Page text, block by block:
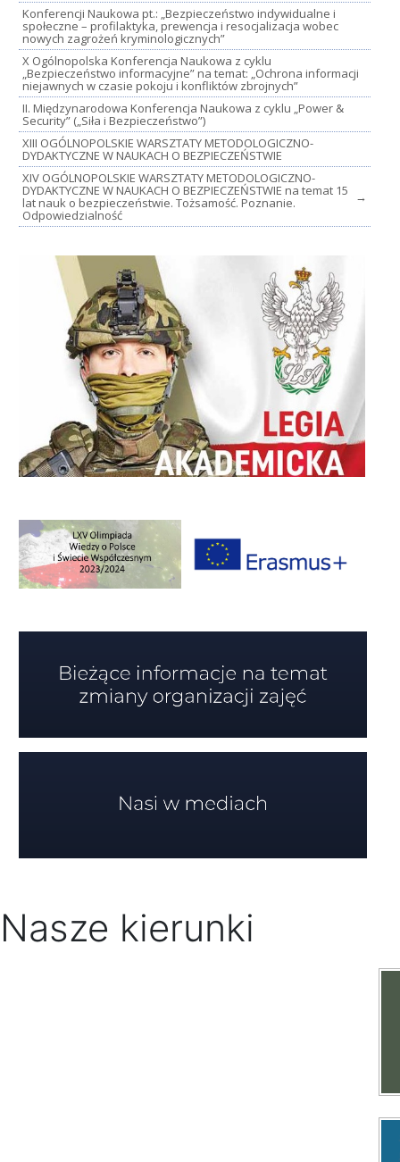
Konferencji Naukowa pt.: „Bezpieczeństwo indywidualne i
społeczne – profilaktyka, prewencja i resocjalizacja wobec
nowych zagrożeń kryminologicznych”
X Ogólnopolska Konferencja Naukowa z cyklu
„Bezpieczeństwo informacyjne” na temat: „Ochrona informacji
niejawnych w czasie pokoju i konfliktów zbrojnych”
II. Międzynarodowa Konferencja Naukowa z cyklu „Power &
Security” („Siła i Bezpieczeństwo”)
XIII OGÓLNOPOLSKIE WARSZTATY METODOLOGICZNO-
DYDAKTYCZNE W NAUKACH O BEZPIECZEŃSTWIE
XIV OGÓLNOPOLSKIE WARSZTATY METODOLOGICZNO-
DYDAKTYCZNE W NAUKACH O BEZPIECZEŃSTWIE na temat 15
lat nauk o bezpieczeństwie. Tożsamość. Poznanie.
Odpowiedzialność
→
Nasze kierunki